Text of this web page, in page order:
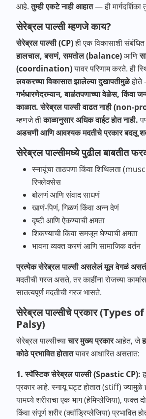
आहे.तुम्हीएकटेनाहीआहात— ही
सेरेब्रल पाल्सी म्हणजे काय?
सेरेब्रलपाल्सी(CP)ही एक विकासाशी
हालचाल,बसणं,समतोल(balance)आणि
(coordination)यावर परिणाम करते. ही
लवकरच्याविकासातझालेल्यादुखापतीमुळेहोते
गर्भधारणेदरम्यान,बाळंतपणाच्यावेळेस,किंवा
काळात. सेरेब्रलपाल्सीवाढतनाही(non-
म्हणजे तीकाळानुसारअधिकवाईटहोतनाही.
अडचणीआणिआवश्यकमदतीचेप्रकारबदलू
सेरेब्रल पाल्सीमध्ये पुढील बाबतीत
स्नायूंचा ताठपणा किंवा शिथिलता
रिफ्लेक्सेस
बोलणं आणि संवाद साधणं
खाणं-पिणं, गिळणं किंवा अन्न देणं
दृष्टी आणि ऐकण्याची क्षमता
शिकण्याची किंवा समजून घेण्याची क्षमता
भावना व्यक्त करणं आणि सामाजिक वर्तन
प्रत्येकसेरेब्रलपाल्सीअसलेलंमूलवेगळंअसतं
मदतीची गरज असते, तर काहींना रोजच्या
सातत्यपूर्ण मदतीची गरज भासते.
सेरेब्रल पाल्सीचे प्रकार (Types
Palsy)
सेरेब्रल पाल्सीच्याचारमुख्यप्रकारआहेत, जे
कोठेप्रभावितहोतातयावर आधारित असतात:
1. स्पॅस्टिक सेरेब्रल पाल्सी (Spastic CP):
प्रकार आहे. स्नायू घट्ट होतात (stiff) ज्यामुळे
यामध्ये शरीराचा एक भाग (हेमिप्लेजिया), फक्त
किंवा संपूर्ण शरीर (क्वॉड्रिप्लेजिया) प्रभावित